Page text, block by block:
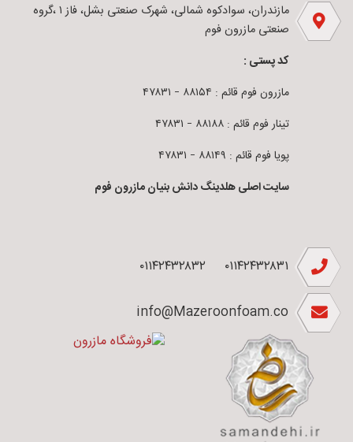
مازندران، سوادکوه شمالی، شهرک صنعتی بشل، فاز ۱ ،گروه
صنعتی مازرون فوم
کد پستی :
مازرون فوم قائم : ۸۸۱۵۴ – ۴۷۸۳۱
تینار فوم قائم : ۸۸۱۸۸ – ۴۷۸۳۱
پویا فوم قائم : ۸۸۱۴۹ – ۴۷۸۳۱
سایت اصلی هلدینگ دانش بنیان مازرون فوم
۰۱۱۴۲۴۳۲۸۳۱ ۰۱۱۴۲۴۳۲۸۳۲
info@Mazeroonfoam.co